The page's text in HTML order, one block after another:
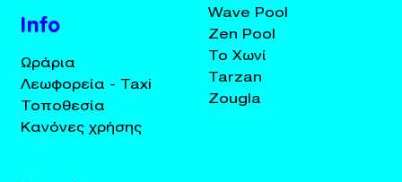
Info
Ωράρια
Λεωφορεία - Taxi
Τοποθεσία
Κανόνες χρήσης
Wave Pool
Zen Pool
Το Χωνί
Tarzan
Zougla